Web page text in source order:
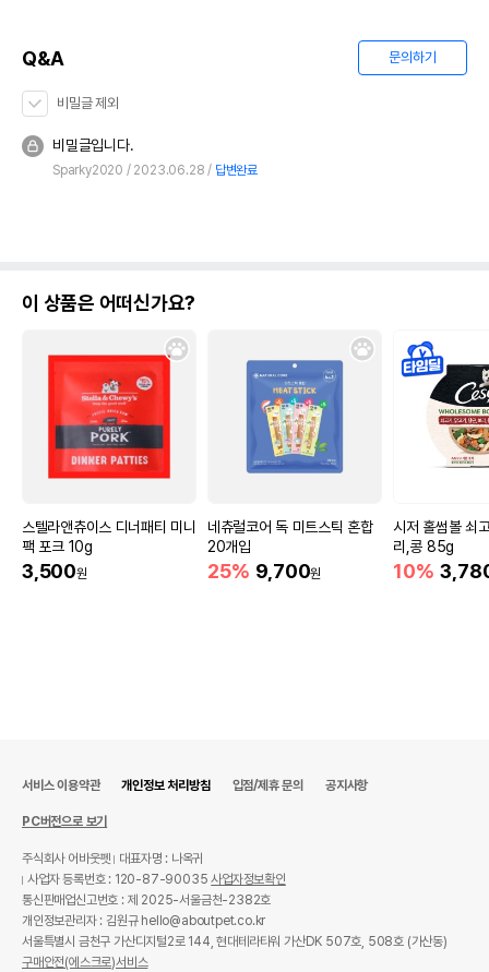
Q&A 문의하기
비밀글 제외
비밀글입니다.
Sparky2020 2023.06.28 답변완료
이 상품은 어떠신가요?
스텔라앤츄이스 디너패티 미니
팩 포크 10g
3,500원
네츄럴코어 독 미트스틱 혼합
20개입
25% 9,700원
시저 홀썸볼 쇠
리,콩 85g
10%
서비스 이용약관 개인정보 처리방침 입점/제휴 문의 공지사항
PC버전으로 보기
주식회사 어바웃펫
대표자명 : 나옥귀
사업자 등록번호 : 120-87-90035사업자정보확인
통신판매업신고번호 : 제 2025-서울금천-2382호
개인정보관리자 : 김원규 hello@aboutpet.co.kr
서울특별시 금천구 가산디지털2로 144, 현대테라타워 가산DK 507호, 508호 (가산동)
구매안전(에스크로)서비스